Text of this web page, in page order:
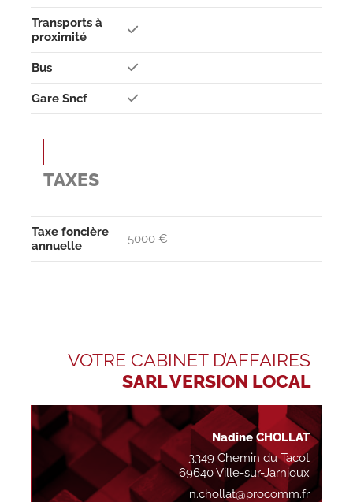
Transports à
proximité
Bus
Gare Sncf
TAXES
Taxe foncière
annuelle
5000 €
VOTRE CABINET D’AFFAIRES
SARL VERSION LOCAL
Nadine CHOLLAT
3349 Chemin du Tacot
69640 Ville-sur-Jarnioux
n.chollat@procomm.fr